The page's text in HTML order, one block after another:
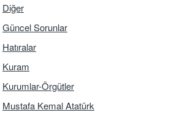
Diğer
Güncel Sorunlar
Hatıralar
Kuram
Kurumlar-Örgütler
Mustafa Kemal Atatürk